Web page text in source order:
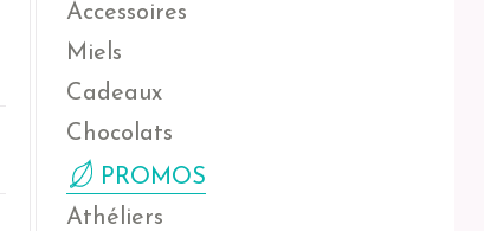
Accessoires
Miels
Cadeaux
Chocolats
PROMOS
Athéliers